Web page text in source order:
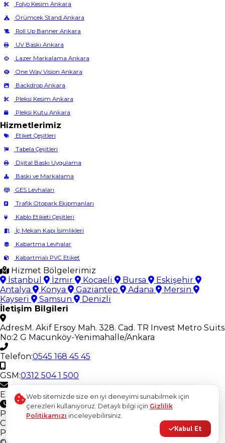
Folyo Kesim Ankara
Örümcek Stand Ankara
Roll Up Banner Ankara
UV Baskı Ankara
Lazer Markalama Ankara
One Way Vision Ankara
Backdrop Ankara
Pleksi Kesim Ankara
Pleksi Kutu Ankara
Hizmetlerimiz
Etiket Çeşitleri
Tabela Çeşitleri
Dijital Baskı Uygulama
Baskı ve Markalama
GES Levhaları
Trafik Otopark Ekipmanları
Kablo Etiketi Çeşitleri
İç Mekan Kapı İsimlikleri
Kabartma Levhalar
Kabartmalı PVC Etiket
Hizmet Bölgelerimiz
İstanbul
İzmir Kocaeli Bursa
Eskişehir
Antalya
Konya Gaziantep Adana
Mersin
Kayseri
Samsun
Denizli
İletişim Bilgileri
Adres:M. Akif Ersoy Mah. 328. Cad. TR Invest Metro Suits
No:2 G Macunköy-Yenimahalle/Ankara
Telefon:0545 168 45 45
GSM:0312 504 1 500
E-Posta:ostimetiket@gmail.com
Çalışma Saatleri
Pazartesi - Cuma 08:30 - 18:30
Cumartesi
Pazar
Web sitemizde size en iyi deneyimi sunabilmek için
çerezleri kullanıyoruz. Detaylı bilgi için Gizlilik
Politikamızı inceleyebilirsiniz.
Kabul Et